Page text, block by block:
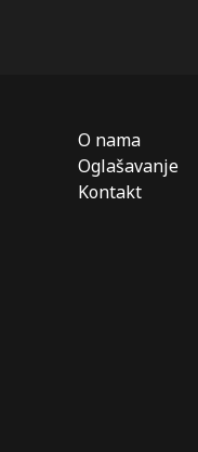
O nama
Oglašavanje
Kontakt